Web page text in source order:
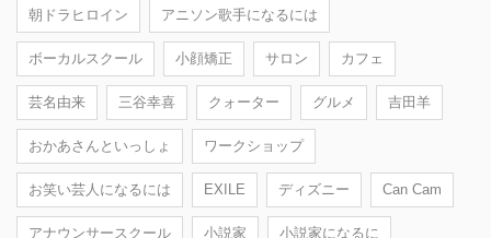
朝ドラヒロイン アニソン歌手になるには
ボーカルスクール 小顔矯正 サロン カフェ
芸名由来 三谷幸喜 クォーター グルメ 吉田羊
おかあさんといっしょ ワークショップ
お笑い芸人になるには EXILE ディズニー Can Cam
アナウンサースクール 小説家 小説家になるに